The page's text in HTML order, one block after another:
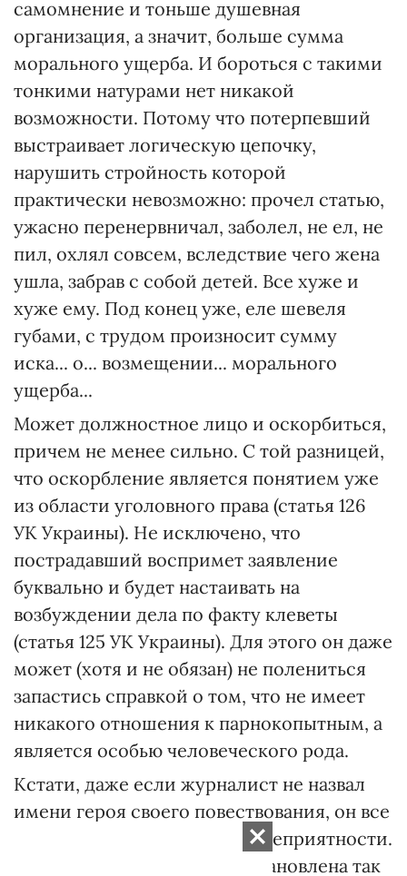
самомнение и тоньше душевная
организация, а значит, больше сумма
морального ущерба. И бороться с такими
тонкими натурами нет никакой
возможности. Потому что потерпевший
выстраивает логическую цепочку,
нарушить стройность которой
практически невозможно: прочел статью,
ужасно перенервничал, заболел, не ел, не
пил, охлял совсем, вследствие чего жена
ушла, забрав с собой детей. Все хуже и
хуже ему. Под конец уже, еле шевеля
губами, с трудом произносит сумму
иска... о... возмещении... морального
ущерба...
Может должностное лицо и оскорбиться,
причем не менее сильно. С той разницей,
что оскорбление является понятием уже
из области уголовного права (статья 126
УК Украины). Не исключено, что
пострадавший воспримет заявление
буквально и будет настаивать на
возбуждении дела по факту клеветы
(статья 125 УК Украины). Для этого он даже
может (хотя и не обязан) не полениться
запастись справкой о том, что не имеет
никакого отношения к парнокопытным, а
является особью человеческого рода.
Кстати, даже если журналист не назвал
имени героя своего повествования, он все
равно рискует нарваться на неприятности.
В том случае, если будет установлена так